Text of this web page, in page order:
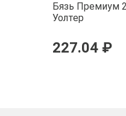
Бязь Премиум
Уолтер
227.04 ₽